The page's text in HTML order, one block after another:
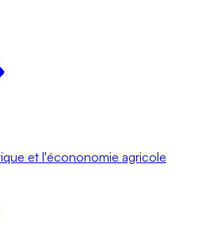
et l'écononomie agricole